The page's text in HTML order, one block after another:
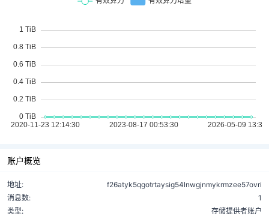
账户概览
地址:
f26atyk5qgotrtaysig54lnwgjnmykrmzee57ovri
消息数:
1
类型:
存储提供者账户